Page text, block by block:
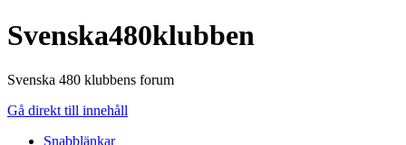
Svenska480klubben
Svenska 480 klubbens forum
Gå direkt till innehåll
Snabblänkar